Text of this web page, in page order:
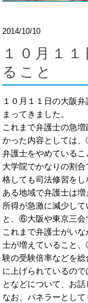
2014/10/10
１０月１
ること
１０月１１日の大阪
まってきました。
これまで弁護士の急
かった内容としては
弁護士をやめている
大学院でかなりの割
格しても司法修習を
ある地域で弁護士は
所得が急激に減少し
と、⑥大阪や東京三
これまで弁護士がい
士が増えていること
験の受験倍率などを
に上げられているの
となどについて、お話
なお、パネラーとし